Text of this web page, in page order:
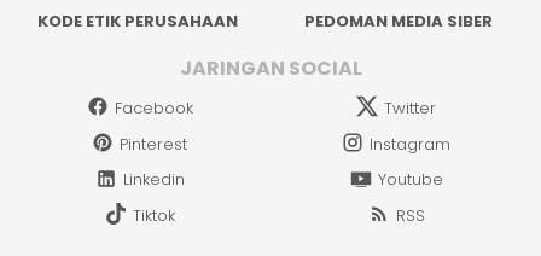
KODE ETIK PERUSAHAAN
PEDOMAN MEDIA SIBER
JARINGAN SOCIAL
Facebook
Twitter
Pinterest
Instagram
Linkedin
Youtube
Tiktok
RSS